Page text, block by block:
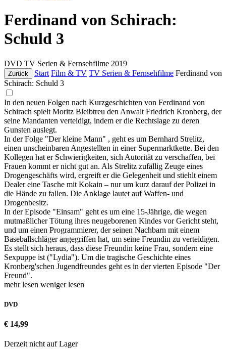
Ferdinand von Schirach:
Schuld 3
DVD TV Serien & Fernsehfilme 2019
Zurück Start Film & TV TV Serien & Fernsehfilme Ferdinand von
Schirach: Schuld 3
In den neuen Folgen nach Kurzgeschichten von Ferdinand von
Schirach spielt Moritz Bleibtreu den Anwalt Friedrich Kronberg, der
seine Mandanten verteidigt, indem er die Rechtslage zu deren
Gunsten auslegt.
In der Folge "Der kleine Mann" , geht es um Bernhard Strelitz,
einen unscheinbaren Angestellten in einer Supermarktkette. Bei den
Kollegen hat er Schwierigkeiten, sich Autorität zu verschaffen, bei
Frauen kommt er nicht gut an. Als Strelitz zufällig Zeuge eines
Drogengeschäfts wird, ergreift er die Gelegenheit und stiehlt einem
Dealer eine Tasche mit Kokain – nur um kurz darauf der Polizei in
die Hände zu fallen. Die Anklage lautet auf Waffen- und
Drogenbesitz.
In der Episode "Einsam" geht es um eine 15-Jährige, die wegen
mutmaßlicher Tötung ihres neugeborenen Kindes vor Gericht steht,
und um einen Programmierer, der seinen Nachbarn mit einem
Baseballschläger angegriffen hat, um seine Freundin zu verteidigen.
Es stellt sich heraus, dass diese Freundin keine Frau, sondern eine
Sexpuppe ist ("Lydia"). Um die tragische Geschichte eines
Kronberg'schen Jugendfreundes geht es in der vierten Episode "Der
Freund".
mehr lesen weniger lesen
DVD
€ 14,99
Derzeit nicht auf Lager